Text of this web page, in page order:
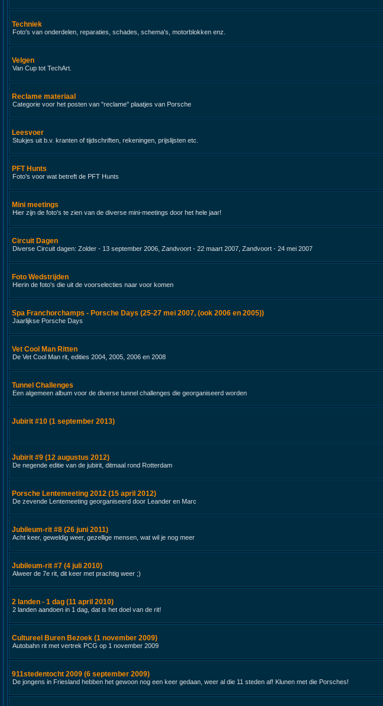
Techniek
Foto's van onderdelen, reparaties, schades, schema's, motorblokken enz.
Velgen
Van Cup tot TechArt.
Reclame materiaal
Categorie voor het posten van "reclame" plaatjes van Porsche
Leesvoer
Stukjes uit b.v. kranten of tijdschriften, rekeningen, prijslijsten etc.
PFT Hunts
Foto's voor wat betreft de PFT Hunts
Mini meetings
Hier zijn de foto's te zien van de diverse mini-meetings door het hele jaar!
Circuit Dagen
Diverse Circuit dagen: Zolder - 13 september 2006, Zandvoort - 22 maart 2007, Zandvoort - 24 mei 2007
Foto Wedstrijden
Hierin de foto's die uit de voorselecties naar voor komen
Spa Franchorchamps - Porsche Days (25-27 mei 2007, (ook 2006 en 2005))
Jaarlijkse Porsche Days
Vet Cool Man Ritten
De Vet Cool Man rit, edities 2004, 2005, 2006 en 2008
Tunnel Challenges
Een algemeen album voor de diverse tunnel challenges die georganiseerd worden
Jubirit #10 (1 september 2013)
Jubirit #9 (12 augustus 2012)
De negende editie van de jubirit, ditmaal rond Rotterdam
Porsche Lentemeeting 2012 (15 april 2012)
De zevende Lentemeeting georganiseerd door Leander en Marc
Jubileum-rit #8 (26 juni 2011)
Acht keer, geweldig weer, gezellige mensen, wat wil je nog meer
Jubileum-rit #7 (4 juli 2010)
Alweer de 7e rit, dit keer met prachtig weer ;)
2 landen - 1 dag (11 april 2010)
2 landen aandoen in 1 dag, dat is het doel van de rit!
Cultureel Buren Bezoek (1 november 2009)
Autobahn rit met vertrek PCG op 1 november 2009
911stedentocht 2009 (6 september 2009)
De jongens in Friesland hebben het gewoon nog een keer gedaan, weer al die 11 steden af! Klunen met die Porsches!